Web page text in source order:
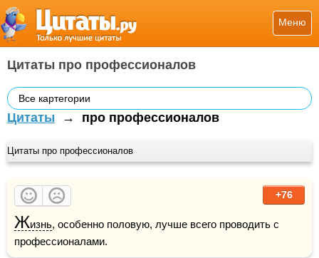
Меню
Цитаты про профессионалов
Все картегории
Цитаты → про профессионалов
Цитаты про профессионалов
+76
Жизнь, особенно половую, лучше всего проводить с
профессионалами.